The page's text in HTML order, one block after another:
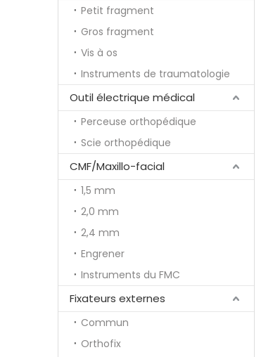
Petit fragment
Gros fragment
Vis à os
Instruments de traumatologie
Outil électrique médical
Perceuse orthopédique
Scie orthopédique
CMF/Maxillo-facial
1,5 mm
2,0 mm
2,4 mm
Engrener
Instruments du FMC
Fixateurs externes
Commun
Orthofix